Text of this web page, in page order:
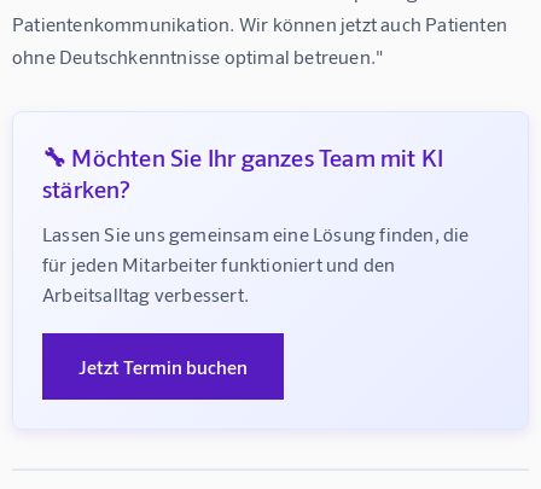
Patientenkommunikation. Wir können jetzt auch Patienten
ohne Deutschkenntnisse optimal betreuen."
🔧 Möchten Sie Ihr ganzes Team mit KI
stärken?
Lassen Sie uns gemeinsam eine Lösung finden, die
für jeden Mitarbeiter funktioniert und den
Arbeitsalltag verbessert.
Jetzt Termin buchen